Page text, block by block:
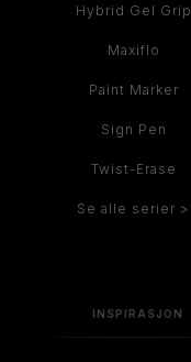
Hybrid Gel Grip
Maxiflo
Paint Marker
Sign Pen
Twist-Erase
Se alle serier >
INSPIRASJON